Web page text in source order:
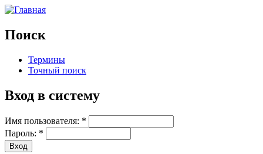
Поиск
Термины
Точный поиск
Вход в систему
Имя пользователя: *
Пароль: *